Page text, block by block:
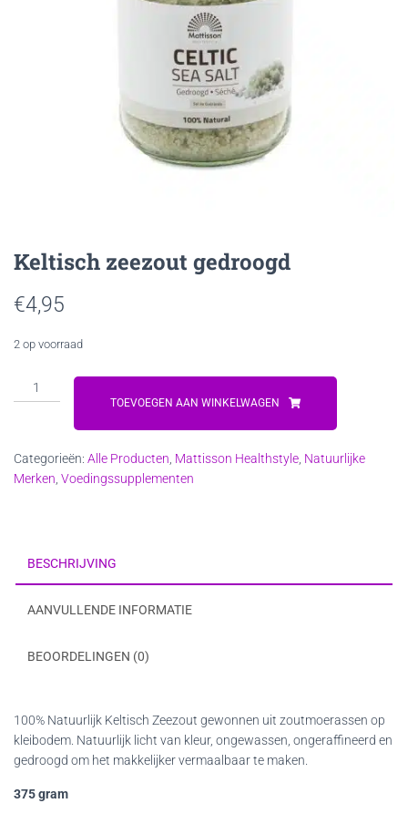
Keltisch zeezout gedroogd
€4,95
2 op voorraad
Keltisch
zeezout
TOEVOEGEN AAN WINKELWAGEN
Categorieën: Alle Producten Mattisson Healthstyle Natuurlijke
Merken Voedingssupplementen
BESCHRIJVING
AANVULLENDE INFORMATIE
BEOORDELINGEN (0)
100% Natuurlijk Keltisch Zeezout gewonnen uit zoutmoerassen op
kleibodem. Natuurlijk licht van kleur, ongewassen, ongeraffineerd en
gedroogd om het makkelijker vermaalbaar te maken.
375 gram